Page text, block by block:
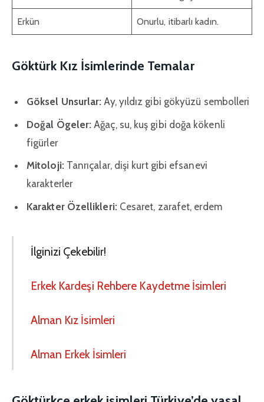
Erkün Onurlu, itibarlı kadın.
Göktürk Kız İsimlerinde Temalar
Göksel Unsurlar: Ay, yıldız gibi gökyüzü sembolleri
Doğal Ögeler: Ağaç, su, kuş gibi doğa kökenli
figürler
Mitoloji:Tanrıçalar, dişi kurt gibi efsanevi
karakterler
Karakter Özellikleri:Cesaret, zarafet, erdem
İlginizi Çekebilir!
Erkek Kardeşi Rehbere Kaydetme İsimleri
Alman Kız İsimleri
Alman Erkek İsimleri